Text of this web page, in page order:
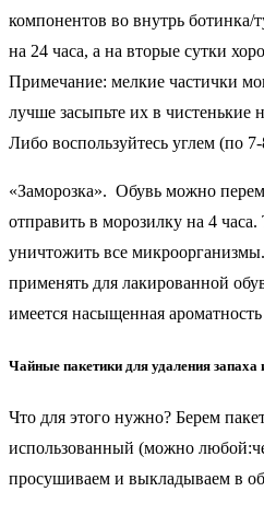
компонентов во внутрь ботинка/
на 24 часа, а на вторые сутки
Примечание: мелкие частички
лучше засыпьте их в чистенькие
Либо воспользуйтесь углем (по
«Заморозка». Обувь можно
отправить в морозилку на 4
уничтожить все
применять для лакированной
имеется насыщенная
Чайные пакетики для удаления запаха
Что для этого нужно? Берем
использованный (можно
просушиваем и выкладываем в